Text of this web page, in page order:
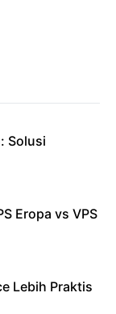
Solusi
Eropa vs VPS
Lebih Praktis